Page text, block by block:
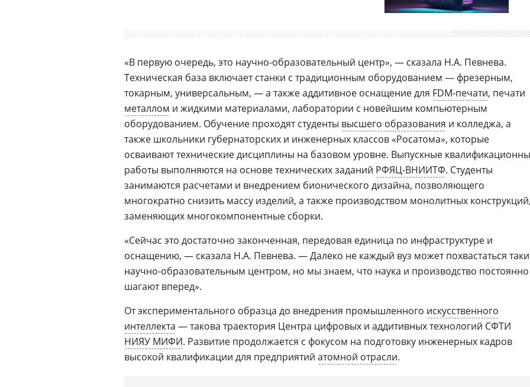
«В первую очередь, это научно-образовательный центр», — сказала Н.А. Певнева.
Техническая база включает станки с традиционным оборудованием — фрезерным,
токарным, универсальным, — а также аддитивное оснащение для FDM-печати, печати
металлом и жидкими материалами, лаборатории с новейшим компьютерным
оборудованием. Обучение проходят студенты высшего образования и колледжа, а
также школьники губернаторских и инженерных классов «Росатома», которые
осваивают технические дисциплины на базовом уровне. Выпускные
работы выполняются на основе технических заданий РФЯЦ-ВНИИТФ. Студенты
занимаются расчетами и внедрением бионического дизайна, позволяющего
многократно снизить массу изделий, а также производством монолитных
заменяющих многокомпонентные сборки.
«Сейчас это достаточно законченная, передовая единица по инфраструктуре и
оснащению, — сказала Н.А. Певнева. — Далеко не каждый вуз может похвастаться
научно-образовательным центром, но мы знаем, что наука и производство постоянно
шагают вперед».
От экспериментального образца до внедрения промышленного искусственного
интеллекта — такова траектория Центра цифровых и аддитивных технологий СФТИ
НИЯУ МИФИ. Развитие продолжается с фокусом на подготовку инженерных кадров
высокой квалификации для предприятий атомной отрасли.